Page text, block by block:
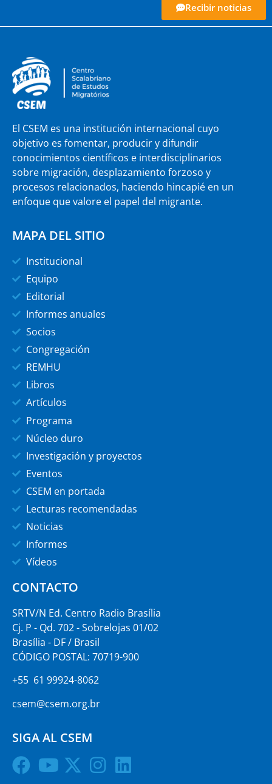
Recibir noticias
El CSEM es una institución internacional cuyo
objetivo es fomentar, producir y difundir
conocimientos científicos e interdisciplinarios
sobre migración, desplazamiento forzoso y
procesos relacionados, haciendo hincapié en un
enfoque que valore el papel del migrante.
MAPA DEL SITIO
Institucional
Equipo
Editorial
Informes anuales
Socios
Congregación
REMHU
Libros
Artículos
Programa
Núcleo duro
Investigación y proyectos
Eventos
CSEM en portada
Lecturas recomendadas
Noticias
Informes
Vídeos
CONTACTO
SRTV/N Ed. Centro Radio Brasília
Cj. P - Qd. 702 - Sobrelojas 01/02
Brasília - DF / Brasil
CÓDIGO POSTAL: 70719-900
+55 61 99924-8062
csem@csem.org.br
SIGA AL CSEM